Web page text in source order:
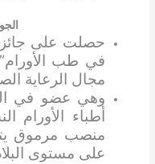
في طب
مجال الرعاية
وهي عضو في
منصب مرموق
على مستوى